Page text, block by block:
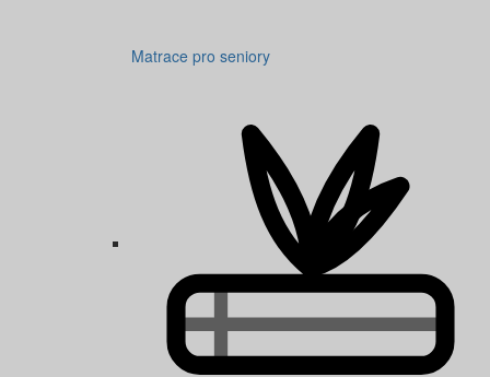
Matrace pro seniory